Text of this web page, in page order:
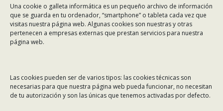
Una cookie o galleta informática es un pequeño archivo de información
que se guarda en tu ordenador, “smartphone” o tableta cada vez que
visitas nuestra página web. Algunas cookies son nuestras y otras
pertenecen a empresas externas que prestan servicios para nuestra
página web.
Las cookies pueden ser de varios tipos: las cookies técnicas son
necesarias para que nuestra página web pueda funcionar, no necesitan
de tu autorización y son las únicas que tenemos activadas por defecto.
Dirección: Rafael Alberti 7, 1º C-D. 15008 A Coruña
Teléfono: 981 299 710
Email: asinec@asinec.org
Noticias